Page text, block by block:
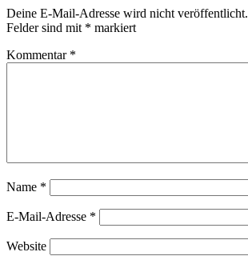
Deine E-Mail-Adresse wird nicht veröffentlicht.
Felder sind mit * markiert
Kommentar *
Name *
E-Mail-Adresse *
Website